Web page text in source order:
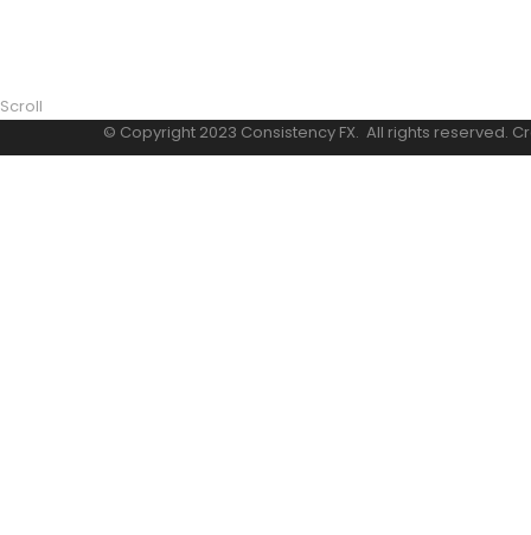
Scroll
© Copyright 2023 Consistency FX. All rights reserved.